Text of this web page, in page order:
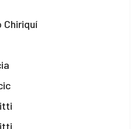
Chiriquí